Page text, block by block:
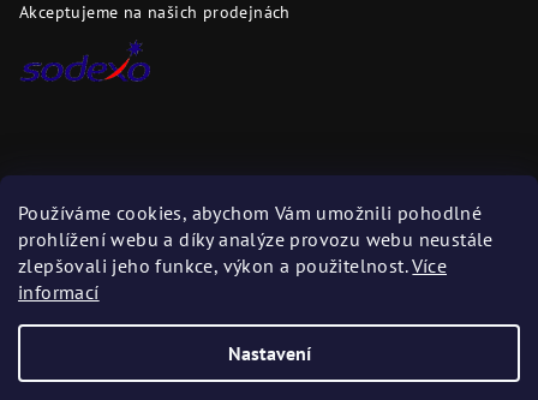
Používáme cookies, abychom Vám umožnili pohodlné
prohlížení webu a díky analýze provozu webu neustále
zlepšovali jeho funkce, výkon a použitelnost.Více
informací
Nastavení
Akceptujeme na našich prodejnách
Zboží zasíláme těmito dopravci